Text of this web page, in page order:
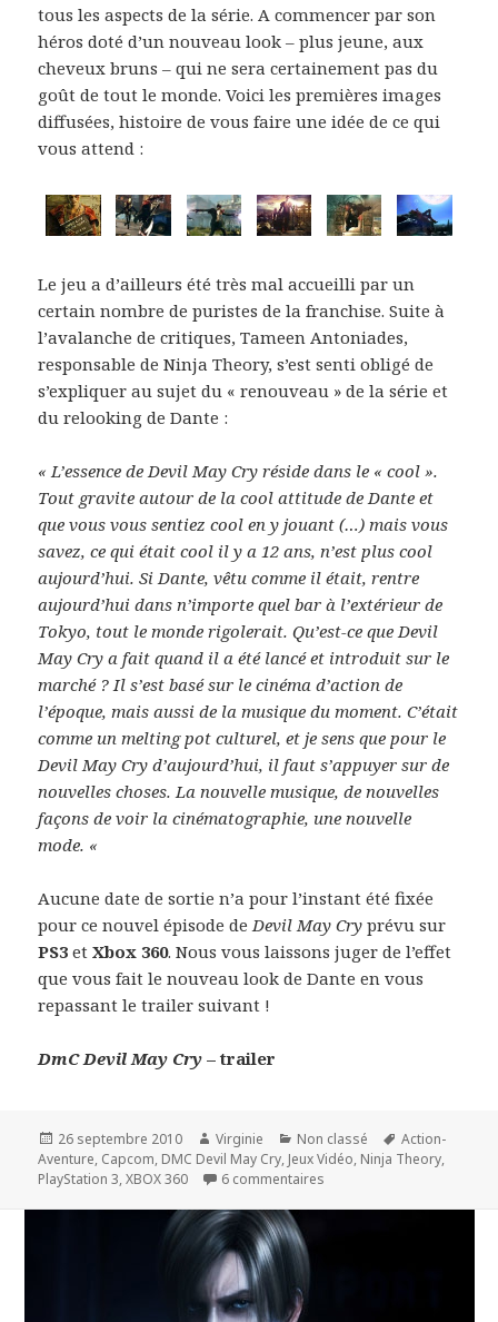
tous les aspects de la série. A commencer par son
héros doté d’un nouveau look – plus jeune, aux
cheveux bruns – qui ne sera certainement pas du
goût de tout le monde. Voici les premières images
diffusées, histoire de vous faire une idée de ce qui
vous attend :
Le jeu a d’ailleurs été très mal accueilli par un
certain nombre de puristes de la franchise. Suite à
l’avalanche de critiques, Tameen Antoniades,
responsable de Ninja Theory, s’est senti obligé de
s’expliquer au sujet du « renouveau » de la série et
du relooking de Dante :
« L’essence de Devil May Cry réside dans le « cool ».
Tout gravite autour de la cool attitude de Dante et
que vous vous sentiez cool en y jouant (…) mais vous
savez, ce qui était cool il y a 12 ans, n’est plus cool
aujourd’hui. Si Dante, vêtu comme il était, rentre
aujourd’hui dans n’importe quel bar à l’extérieur de
Tokyo, tout le monde rigolerait. Qu’est-ce que Devil
May Cry a fait quand il a été lancé et introduit sur le
marché ? Il s’est basé sur le cinéma d’action de
l’époque, mais aussi de la musique du moment. C’était
comme un melting pot culturel, et je sens que pour le
Devil May Cry d’aujourd’hui, il faut s’appuyer sur de
nouvelles choses. La nouvelle musique, de nouvelles
façons de voir la cinématographie, une nouvelle
mode. «
Aucune date de sortie n’a pour l’instant été fixée
pour ce nouvel épisode deDevil May Cry prévu sur
PS3 etXbox 360. Nous vous laissons juger de l’effet
que vous fait le nouveau look de Dante en vous
repassant le trailer suivant !
DmC Devil May Cry – trailer
Publié
le
26 septembre 2010 Auteur
Virginie Catégories
Non classé
Mots-
clés
Action-
Aventure, Capcom, DMC Devil May Cry, Jeux Vidéo, Ninja Theory,
PlayStation 3,XBOX 360 6 commentaires